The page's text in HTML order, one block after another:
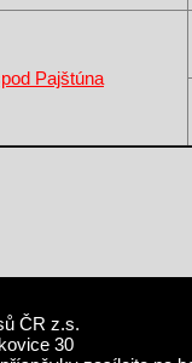
Pajštúna
ČR z.s.
30